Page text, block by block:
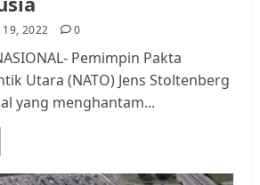
19, 2022 0
Pemimpin Pakta
Utara (NATO) Jens Stoltenberg
yang menghantam...